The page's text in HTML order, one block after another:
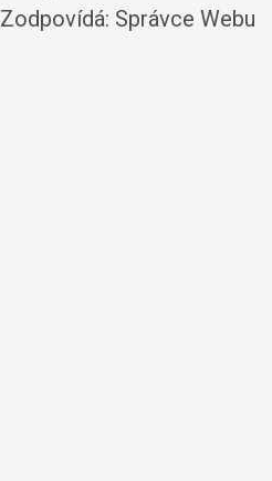
Zodpovídá: Správce Webu